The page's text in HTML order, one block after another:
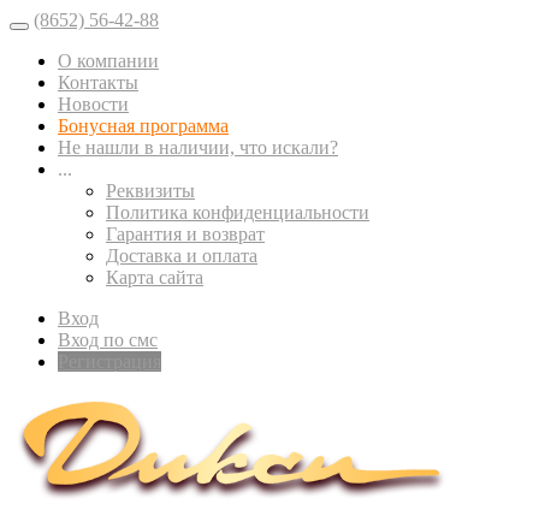
(8652) 56-42-88
О компании
Контакты
Новости
Бонусная программа
Не нашли в наличии, что искали?
...
Реквизиты
Политика конфиденциальности
Гарантия и возврат
Доставка и оплата
Карта сайта
Вход
Вход по смс